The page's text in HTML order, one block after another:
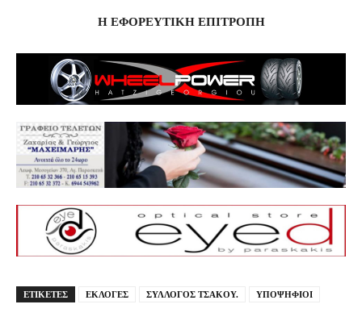
Η ΕΦΟΡΕΥΤΙΚΗ ΕΠΙΤΡΟΠΗ
ΕΤΙΚΕΤΕΣ ΕΚΛΟΓΕΣ ΣΥΛΛΟΓΟΣ ΤΣΑΚΟΥ. ΥΠΟΨΗΦΙΟΙ